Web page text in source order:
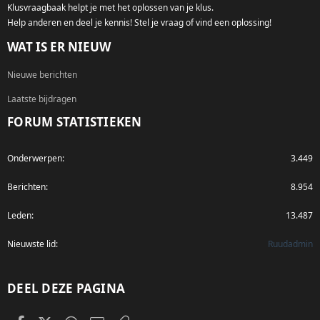
Klusvraagbaak helpt je met het oplossen van je klus.
Help anderen en deel je kennis! Stel je vraag of vind een oplossing!
WAT IS ER NIEUW
Nieuwe berichten
Laatste bijdragen
FORUM STATISTIEKEN
Onderwerpen 3.449
Berichten 8.954
Leden 13.487
Nieuwste lid Ruudadmin
DEEL DEZE PAGINA